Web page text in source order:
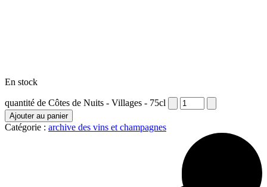
En stock
quantité de Côtes de Nuits - Villages - 75cl
Ajouter au panier
Catégorie : archive des vins et champagnes